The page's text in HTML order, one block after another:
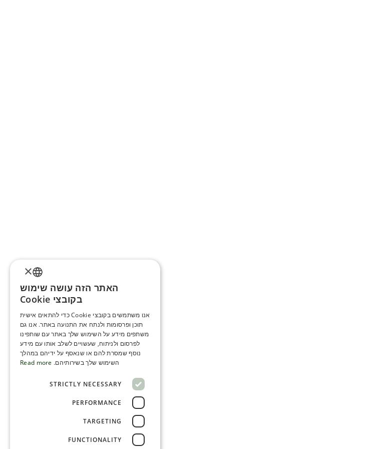
ENGLISH
SERBIA
HEBREW
RUSSIAN
SERBIAN-2
×
האתר הזה עושה שימוש
בקובצי Cookie
אנו משתמשים בקובצי Cookie כדי להתאים אישית
תוכן ופרסומות ולנתח את התנועה באתר. אנו גם
משתפים מידע על השימוש שלך באתר עם שותפינו
לפרסום ולניתוח, שעשויים לשלב אותו עם מידע
נוסף שמסרת להם או שנאסף על ידיהם במהלך
השימוש שלך בשירותיהם. Read more
STRICTLY NECESSARY
PERFORMANCE
TARGETING
FUNCTIONALITY